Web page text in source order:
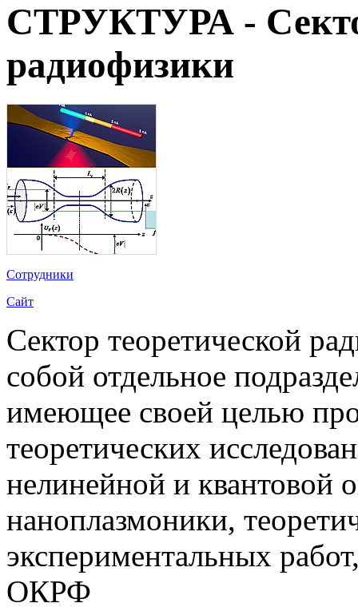
СТРУКТУРА -
радиофизики
Сотрудники
Сайт
Сектор теоретической
собой отдельное
имеющее своей целью
теоретических
нелинейной и квантовой
наноплазмоники,
экспериментальных
ОКРФ